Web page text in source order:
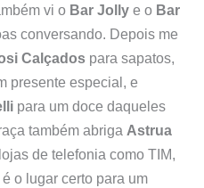
vi o Bar Jollye o Bar
conversando. Depois me
Calçadospara sapatos,
presente especial, e
para um doce daqueles
também abriga Astrua
de telefonia como TIM,
o lugar certo para um